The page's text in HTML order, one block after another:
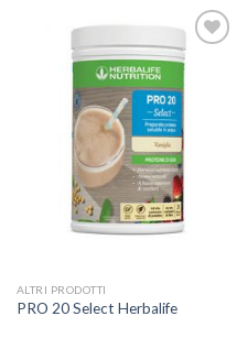
ADD TO
WISHLIST
ALTRI PRODOTTI
PRO 20 Select Herbalife